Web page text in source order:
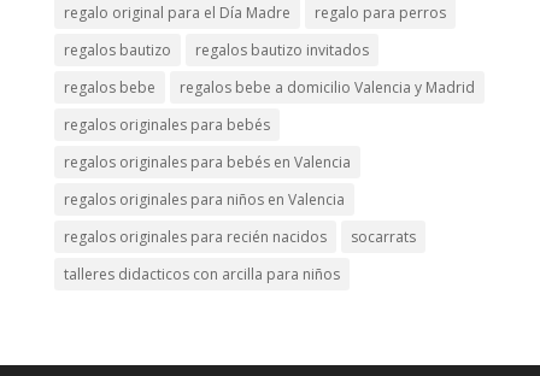
regalo original para el Día Madre
regalo para perros
regalos bautizo
regalos bautizo invitados
regalos bebe
regalos bebe a domicilio Valencia y Madrid
regalos originales para bebés
regalos originales para bebés en Valencia
regalos originales para niños en Valencia
regalos originales para recién nacidos
socarrats
talleres didacticos con arcilla para niños